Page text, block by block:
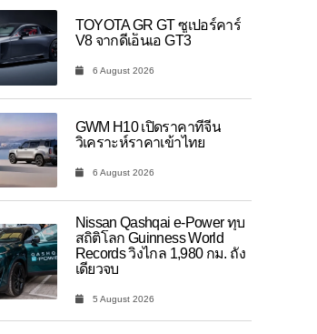
TOYOTA GR GT ซูเปอร์คาร์
V8 จากดีเอ็นเอ GT3
6 August 2026
GWM H10 เปิดราคาที่จีน
วิเคราะห์ราคาเข้าไทย
6 August 2026
Nissan Qashqai e-Power ทุบ
สถิติโลก Guinness World
Records วิ่งไกล 1,980 กม. ถัง
เดียวจบ
5 August 2026